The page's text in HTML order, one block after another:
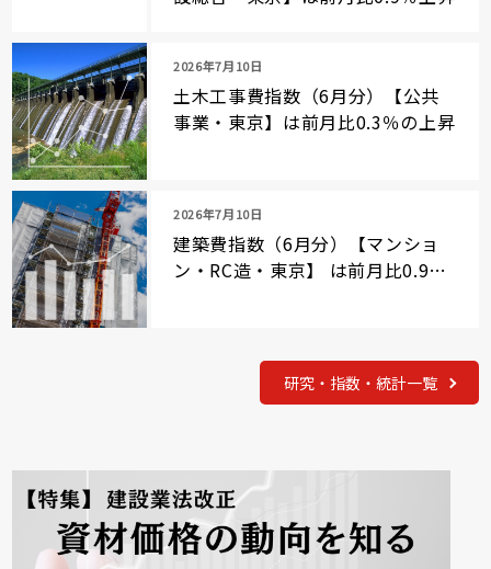
2026年7月10日
土木工事費指数（6月分）【公共
事業・東京】は前月比0.3％の上昇
2026年7月10日
建築費指数（6月分）【マンショ
ン・RC造・東京】 は前月比0.9％
研究・指数・統計一覧